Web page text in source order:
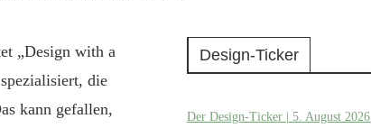
„Design with a
die
kann gefallen,
Design-Ticker
Der Design-Ticker | 5. August 2026